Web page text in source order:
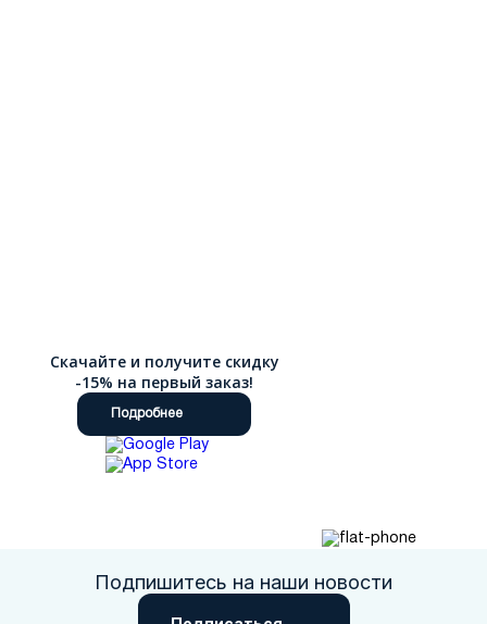
Скачайте и получите скидку
-15% на первый заказ!
Подробнее
Подпишитесь на наши новости